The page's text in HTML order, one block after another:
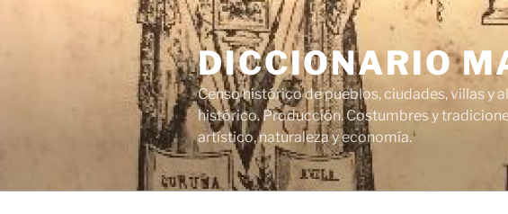
DICCIONARIO
Censo histórico de pueblos, ciudades, villas y
histórico. Producción. Costumbres y
artístico, naturaleza y economía.